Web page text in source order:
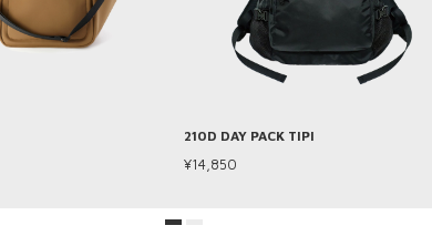
210D DAY PACK TIPI
¥14,850